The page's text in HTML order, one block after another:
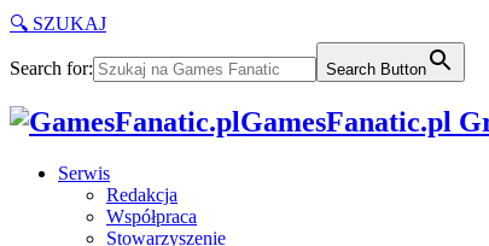
🔍 SZUKAJ
Search for: Search Button
GamesFanatic.pl
Serwis
Redakcja
Współpraca
Stowarzyszenie